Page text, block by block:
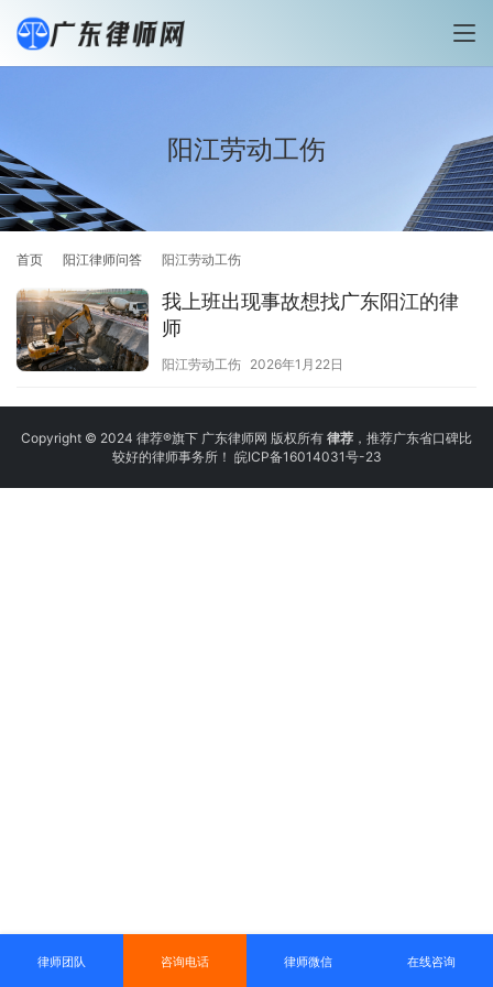
阳江劳动工伤
首页 阳江律师问答 阳江劳动工伤
我上班出现事故想找广东阳江的律
师
阳江劳动工伤 2026年1月22日
Copyright © 2024 律荐®旗下 广东律师网 版权所有 律荐 ，推荐广东省口碑比
较好的律师事务所！ 皖ICP备16014031号-23
律师团队 咨询电话 律师微信 在线咨询